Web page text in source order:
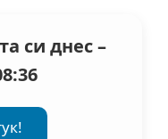
си днес –